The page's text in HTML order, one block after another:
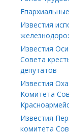
Известия
Известия
Совета
депутатов
Известия
Комитета
Известия
комитета